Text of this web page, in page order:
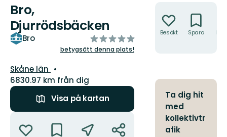
Bro,
Djurrödsbäcken
Bro
av
5
betygsätt denna plats!
Län:
Skåne län
6830.97 km från dig
Visa på kartan
Besökt Spara
Ta dig hit
med
kollektivtr
afik